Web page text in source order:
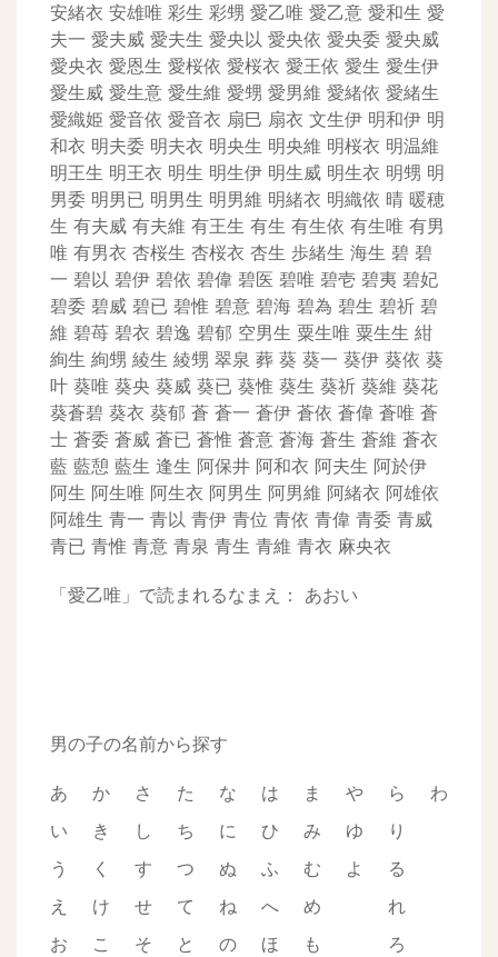
安緒衣 安雄唯 彩生 彩甥 愛乙唯 愛乙意 愛和生 愛
夫一 愛夫威 愛夫生 愛央以 愛央依 愛央委 愛央威
愛央衣 愛恩生 愛桜依 愛桜衣 愛王依 愛生 愛生伊
愛生威 愛生意 愛生維 愛甥 愛男維 愛緒依 愛緒生
愛織姫 愛音依 愛音衣 扇巳 扇衣 文生伊 明和伊 明
和衣 明夫委 明夫衣 明央生 明央維 明桜衣 明温維
明王生 明王衣 明生 明生伊 明生威 明生衣 明甥 明
男委 明男已 明男生 明男維 明緒衣 明織依 晴 暖穂
生 有夫威 有夫維 有王生 有生 有生依 有生唯 有男
唯 有男衣 杏桜生 杏桜衣 杏生 歩緒生 海生 碧 碧
一 碧以 碧伊 碧依 碧偉 碧医 碧唯 碧壱 碧夷 碧妃
碧委 碧威 碧已 碧惟 碧意 碧海 碧為 碧生 碧祈 碧
維 碧苺 碧衣 碧逸 碧郁 空男生 粟生唯 粟生生 紺
絢生 絢甥 綾生 綾甥 翠泉 葬 葵 葵一 葵伊 葵依 葵
叶 葵唯 葵央 葵威 葵已 葵惟 葵生 葵祈 葵維 葵花
葵蒼碧 葵衣 葵郁 蒼 蒼一 蒼伊 蒼依 蒼偉 蒼唯 蒼
士 蒼委 蒼威 蒼已 蒼惟 蒼意 蒼海 蒼生 蒼維 蒼衣
藍 藍憩 藍生 逢生 阿保井 阿和衣 阿夫生 阿於伊
阿生 阿生唯 阿生衣 阿男生 阿男維 阿緒衣 阿雄依
阿雄生 青一 青以 青伊 青位 青依 青偉 青委 青威
青已 青惟 青意 青泉 青生 青維 青衣 麻央衣
「愛乙唯」で読まれるなまえ： あおい
男の子の名前から探す
あ
い
う
え
お
か
き
く
け
こ
さ
し
す
せ
そ
た
ち
つ
て
と
な
に
ぬ
ね
の
は
ひ
ふ
へ
ほ
ま
み
む
め
も
や
ゆ
よ
ら
り
る
れ
ろ
わ